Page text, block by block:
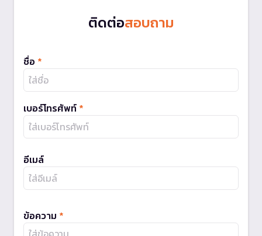
ติดต่อสอบถาม
ชื่อ *
เบอร์โทรศัพท์ *
อีเมล์
ข้อความ *